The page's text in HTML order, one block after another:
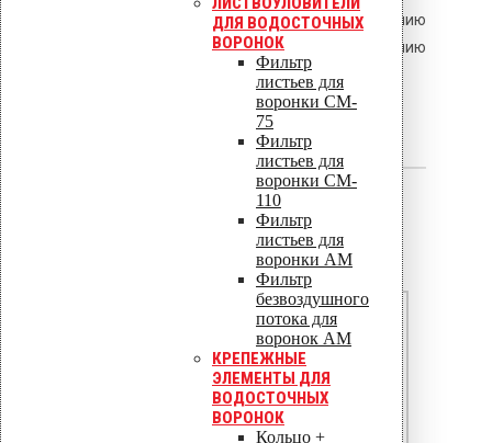
ДЛЯ ВОДОСТОЧНЫХ
ВОРОНОК
Фильтр
листьев для
воронки CM-
75
Фильтр
листьев для
воронки CM-
110
Фильтр
листьев для
воронки AM
Фильтр
безвоздушного
потока для
воронок AM
КРЕПЕЖНЫЕ
ЭЛЕМЕНТЫ ДЛЯ
ВОДОСТОЧНЫХ
ВОРОНОК
Кольцо +
усушка приводит к ослаблению
закрепления и образованию
«мостиков» в мембране.
Расширенный ответ
1. Типы деревянных
оснований под ПВХ
мембрану
Сплошной дощатый настил
Доска обрезная хвойных пород
25–40
Шуруп в тело доски, мин. глубина